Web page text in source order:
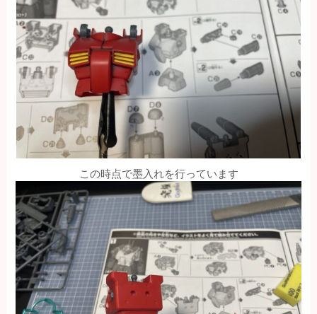
この時点で墨入れを行っています